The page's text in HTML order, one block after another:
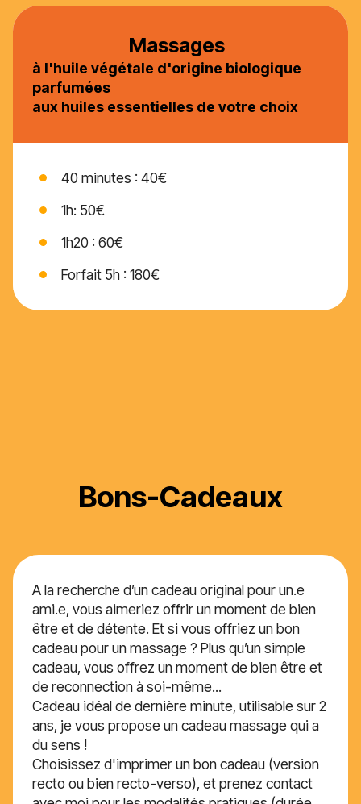
Massages
à l'huile végétale d'origine biologique
parfumées
aux huiles essentielles de votre choix
40 minutes : 40€
1h: 50€
1h20 : 60€
Forfait 5h : 180€
Bons-Cadeaux
A la recherche d’un cadeau original pour un.e
ami.e, vous aimeriez offrir un moment de bien
être et de détente. Et si vous offriez un bon
cadeau pour un massage ? Plus qu’un simple
cadeau, vous offrez un moment de bien être et
de reconnection à soi-même...
Cadeau idéal de dernière minute, utilisable sur 2
ans, je vous propose un cadeau massage qui a
du sens !
Choisissez d'imprimer un bon cadeau (version
recto ou bien recto-verso), et prenez contact